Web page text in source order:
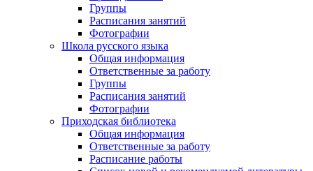
Группы
Расписания занятий
Фотографии
Школа русского языка
Общая информация
Ответственные за работу
Группы
Расписания занятий
Фотографии
Приходская библиотека
Общая информация
Ответственные за работу
Расписание работы